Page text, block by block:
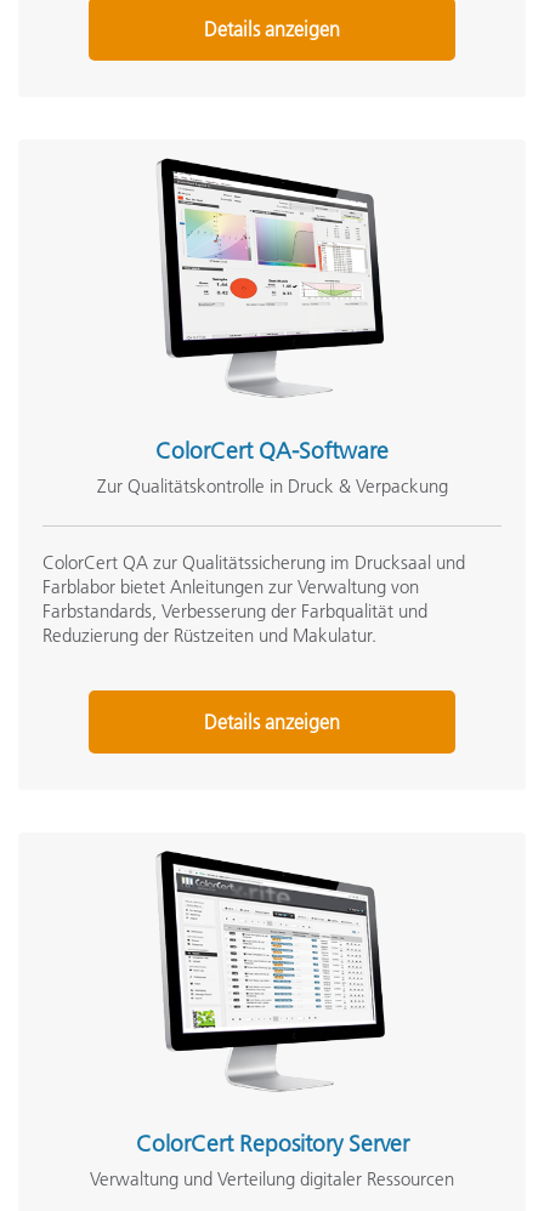
Details anzeigen
ColorCert QA-Software
Zur Qualitätskontrolle in Druck & Verpackung
ColorCert QA zur Qualitätssicherung im Drucksaal und
Farblabor bietet Anleitungen zur Verwaltung von
Farbstandards, Verbesserung der Farbqualität und
Reduzierung der Rüstzeiten und Makulatur.
Details anzeigen
ColorCert Repository Server
Verwaltung und Verteilung digitaler Ressourcen